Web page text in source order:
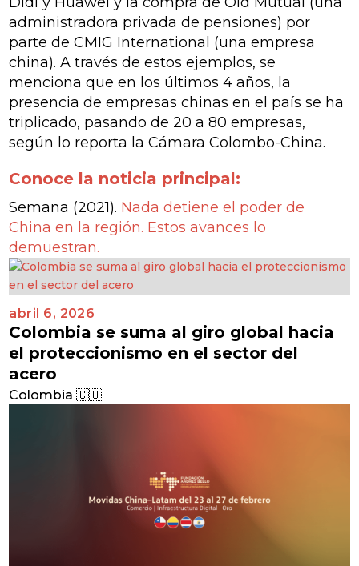
administradora privada de pensiones) por
parte de CMIG International (una empresa
china). A través de estos ejemplos, se
menciona que en los últimos 4 años, la
presencia de empresas chinas en el país se ha
triplicado, pasando de 20 a 80 empresas,
según lo reporta la Cámara Colombo-China.
Conoce la noticia principal:
Semana (2021). Nada detiene el poder de
China en la región. Estos avances lo
demuestran.
abril 6, 2026
Colombia se suma al giro global hacia
el proteccionismo en el sector del
acero
Colombia 🇨🇴